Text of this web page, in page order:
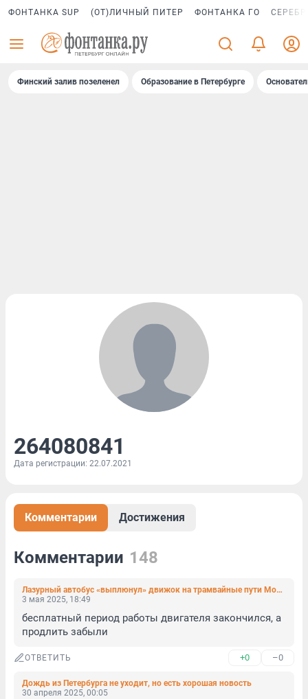
ФОНТАНКА SUP (ОТ)ЛИЧНЫЙ ПИТЕР ФОНТАНКА ГО
Финский залив позеленел Образование в Петербурге
264080841
Дата регистрации: 22.07.2021
Комментарии Достижения
Комментарии 148
Лазурный автобус «выплюнул» движок на трамвайные пути Московского проспекта
3 мая 2025, 18:49
бесплатный период работы двигателя закончился, а
продлить забыли
ОТВЕТИТЬ +0 –0
Дождь из Петербурга не уходит, но есть хорошая новость
30 апреля 2025, 00:05